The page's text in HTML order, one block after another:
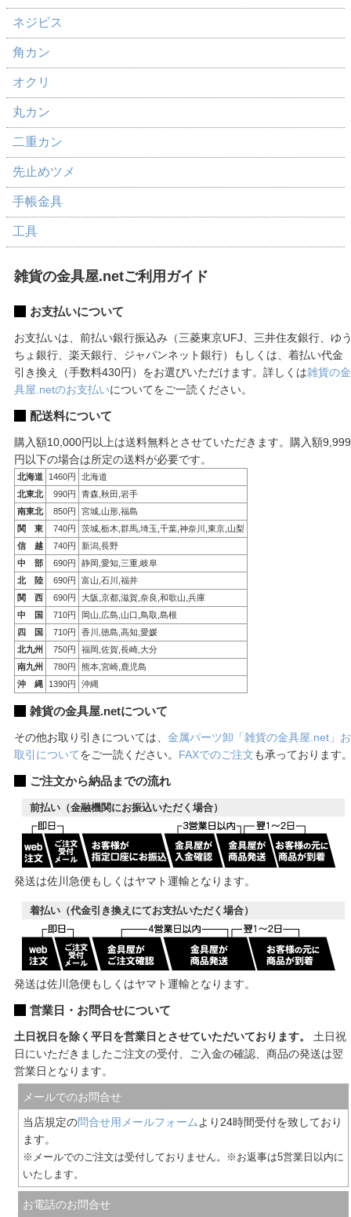
ネジビス
角カン
オクリ
丸カン
二重カン
先止めツメ
手帳金具
工具
雑貨の金具屋.netご利用ガイド
お支払いについて
お支払いは、前払い銀行振込み（三菱東京UFJ、三井住友銀行、ゆ
ちょ銀行、楽天銀行、ジャパンネット銀行）もしくは、着払い代金
引き換え（手数料430円）をお選びいただけます。詳しくは雑貨の金
具屋.netのお支払いについてをご一読ください。
配送料について
購入額10,000円以上は送料無料とさせていただきます。購入額9,999
円以下の場合は所定の送料が必要です。
北海道 1460円
北海道
北東北
990円
青森,秋田,岩手
南東北
850円
宮城,山形,福島
関 東
740円
茨城,栃木,群馬,埼玉,千葉,神奈川,東京,山梨
信 越
740円
新潟,長野
中 部
690円
静岡,愛知,三重,岐阜
北 陸
690円
富山,石川,福井
関 西
690円
大阪,京都,滋賀,奈良,和歌山,兵庫
中 国
710円
岡山,広島,山口,鳥取,島根
四 国
710円
香川,徳島,高知,愛媛
北九州
750円
福岡,佐賀,長崎,大分
南九州
780円
熊本,宮崎,鹿児島
沖 縄
1390円 沖縄
雑貨の金具屋.netについて
その他お取り引きについては、 金属パーツ卸「雑貨の金具屋.net」お
取引についてをご一読ください。 FAXでのご注文も承っております
ご注文から納品までの流れ
前払い（金融機関にお振込いただく場合）
発送は佐川急便もしくはヤマト運輸となります。
着払い（代金引き換えにてお支払いただく場合）
発送は佐川急便もしくはヤマト運輸となります。
営業日・お問合せについて
土日祝日を除く平日を営業日とさせていただいております。
土日祝
日にいただきましたご注文の受付、ご入金の確認、商品の発送は翌
営業日となります。
メールでのお問合せ
当店規定の問合せ用メールフォームより24時間受付を致しており
ます。
※メールでのご注文は受付しておりません。※お返事は5営業日以内に
いたします。
お電話のお問合せ